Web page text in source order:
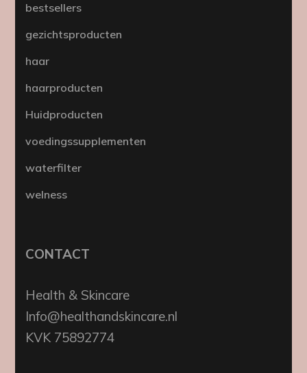
bestsellers
gezichtsproducten
haar
haarproducten
Huidproducten
voedingssupplementen
waterfilter
welness
CONTACT
Health & Skincare
Info@healthandskincare.nl
KVK 75892774